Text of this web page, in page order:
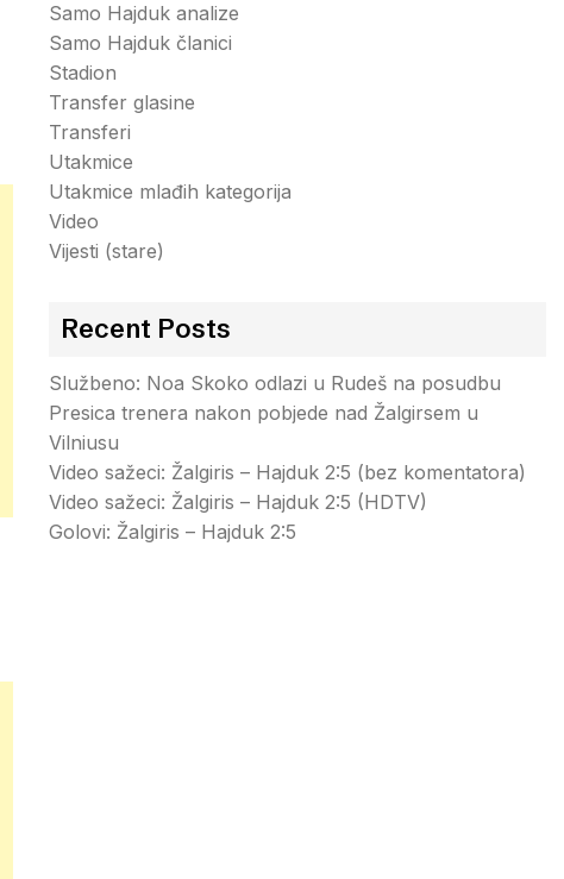
Samo Hajduk analize
Samo Hajduk članici
Stadion
Transfer glasine
Transferi
Utakmice
Utakmice mlađih kategorija
Video
Vijesti (stare)
Recent Posts
Službeno: Noa Skoko odlazi u Rudeš na posudbu
Presica trenera nakon pobjede nad Žalgirsem u
Vilniusu
Video sažeci: Žalgiris – Hajduk 2:5 (bez komentatora)
Video sažeci: Žalgiris – Hajduk 2:5 (HDTV)
Golovi: Žalgiris – Hajduk 2:5